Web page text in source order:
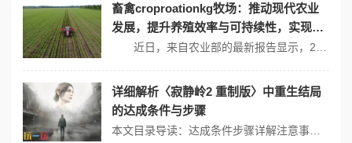
畜禽croproationkg牧场：推动现代农业
发展，提升养殖效率与可持续性，实现生
态与经济双赢的创新模式
详细解析〈寂静岭2 重制版〉中重生结局
的达成条件与步骤